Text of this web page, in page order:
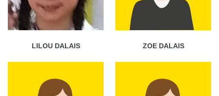
LILOU DALAIS ZOE DALAIS